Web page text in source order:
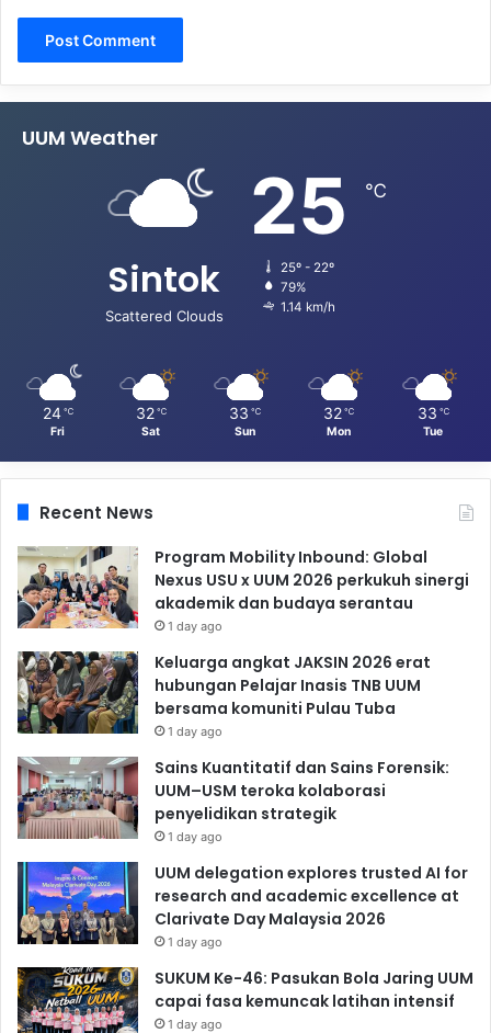
UUM Weather
Sintok
Scattered Clouds
25 ℃
25º - 22º
79%
1.14 km/h
24 ℃
Fri
32 ℃
Sat
33 ℃
Sun
32 ℃
Mon
33 ℃
Tue
Recent News
Program Mobility Inbound: Global
Nexus USU x UUM 2026 perkukuh sinergi
akademik dan budaya serantau
1 day ago
Keluarga angkat JAKSIN 2026 erat
hubungan Pelajar Inasis TNB UUM
bersama komuniti Pulau Tuba
1 day ago
Sains Kuantitatif dan Sains Forensik:
UUM–USM teroka kolaborasi
penyelidikan strategik
1 day ago
UUM delegation explores trusted AI for
research and academic excellence at
Clarivate Day Malaysia 2026
1 day ago
SUKUM Ke-46: Pasukan Bola Jaring UUM
capai fasa kemuncak latihan intensif
1 day ago